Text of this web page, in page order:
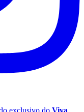
exclusivo do Viva